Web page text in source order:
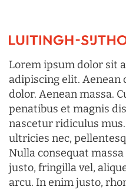
Lorem ipsum dolor sit
adipiscing elit. Aenean
dolor. Aenean massa.
penatibus et magnis
nascetur ridiculus
ultricies nec,
Nulla consequat
justo, fringilla vel,
arcu. In enim justo,